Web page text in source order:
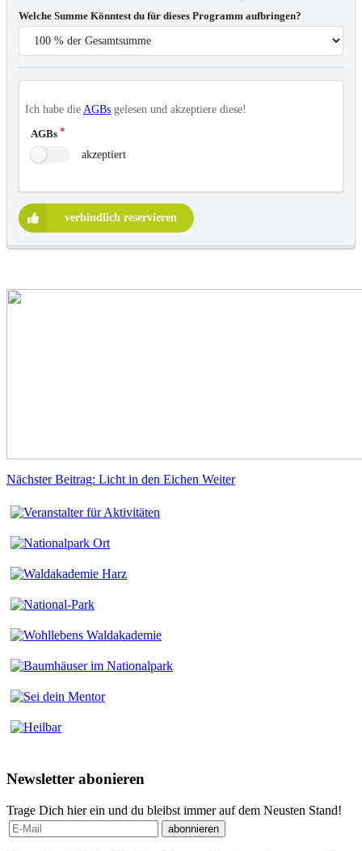
Welche Summe Könntest du für dieses Programm aufbringen?
Ich habe die AGBs gelesen und akzeptiere diese!
AGBs
akzeptiert
verbindlich reservieren
Nächster Beitrag: Licht in den Eichen Weiter
Newsletter abonieren
Trage Dich hier ein und du bleibst immer auf dem Neusten Stand!